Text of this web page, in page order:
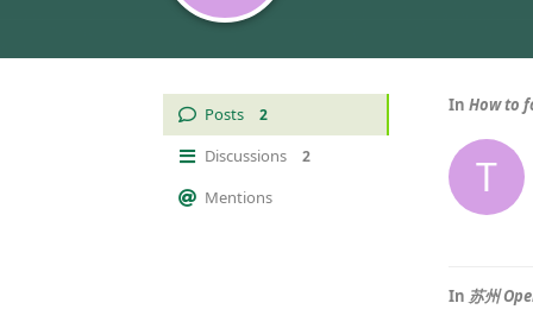
Posts 2
Discussions 2
Mentions
In How to
T
In 苏州